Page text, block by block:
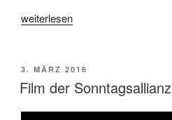
«Kein
Sonntagsarbeit
über
weiterlesen
VERÖFFENTLICHT
AM
3. MÄRZ 2016
Film der Sonntagsallianz